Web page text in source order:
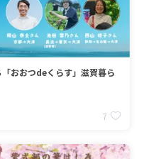
おおつdeくらす」滋賀暮ら
7